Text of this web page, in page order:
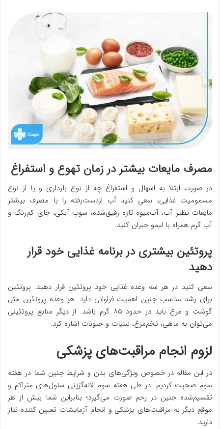
مصرف مایعات بیشتر در زمان تهوع و استفراغ
در صورت ابتلا به اسهال و استفراغ چه از نوع بارداری و یا از نوع
مسمومیت غذایی، سعی کنید آب ازدست‌رفته را با مصرف بیشتر
مایعات نظیر آب، آب‌میوه تازه رقیق‌شده، سوپ آبکی، چای کم‌رنگ و
آب گرم همراه با لیمو جبران کنید.
پروتئین بیشتری در برنامه غذایی خود قرار
دهید
سعی کنید در هر سه وعده غذایی خود پروتئین قرار دهید. پروتئین
برای رشد مناسب جنین اهمیت فراوانی دارد. هر وعده پروتئین مثل
گوشت و مرغ باید در حدود ۸۵ گرم باشد. از دیگر منابع پروتئینی
می‌توان به ماهی، تخم‌مرغ، لبنیات و حبوبات اشاره کرد.
لزوم انجام مراقبت‌های پزشکی
در این مقاله در خصوص ویژگی‌های بدن و شرایط جنین شما در هفته
سوم صحبت کردیم. در طی هفته سوم لانه‌گزینی سلول‌های متراکم و
تقسیم‌شده جنین در رحم صورت می‌گیرد؛ بنابراین شما بیش از هر
موقع دیگر به مراقبت‌های پزشکی و انجام آزمایشات تعیین کننده نیاز
دارید.